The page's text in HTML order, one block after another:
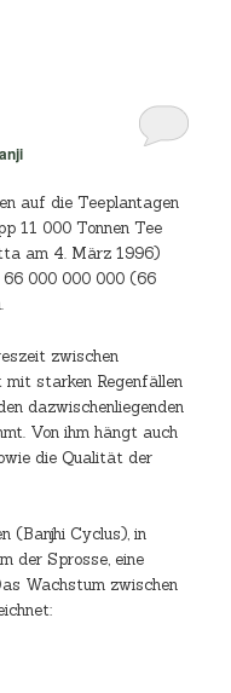
auf die Teeplantagen
11 000 Tonnen Tee
am 4. März 1996)
66 000 000 000 (66
zwischen
mit starken Regenfällen
dazwischenliegenden
Von ihm hängt auch
die Qualität der
(Banjhi Cyclus), in
der Sprosse, eine
Wachstum zwischen